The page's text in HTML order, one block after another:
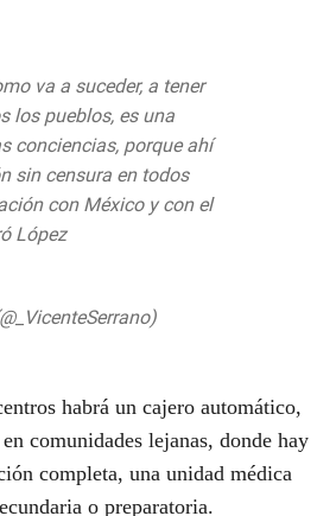
va a suceder, a tener
los pueblos, es una
conciencias, porque ahí
sin censura en todos
con México y con el
López
NpiZehbZgt
habrá un cajero automático,
comunidades lejanas, donde hay
completa, una unidad médica
o preparatoria.